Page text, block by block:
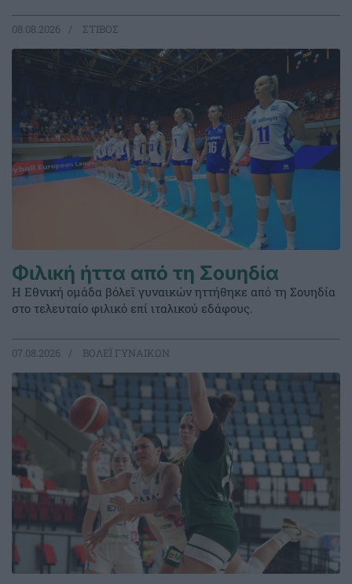
08.08.2026 ΣΤΙΒΟΣ
Φιλική ήττα από τη Σουηδία
Η Εθνική ομάδα βόλεϊ γυναικών ηττήθηκε από τη Σουηδία
στο τελευταίο φιλικό επί ιταλικού εδάφους.
07.08.2026 ΒΟΛΕΪ ΓΥΝΑΙΚΩΝ